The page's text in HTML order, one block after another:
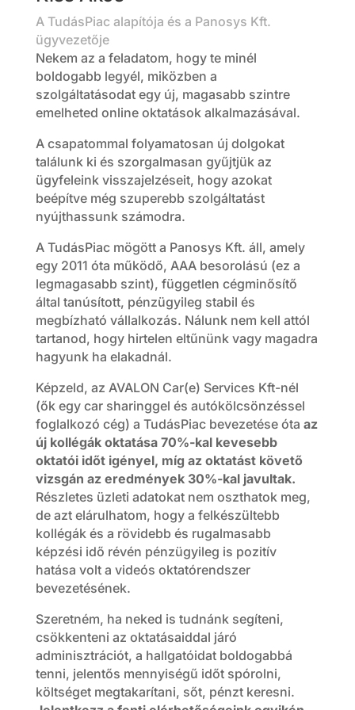
A TudásPiac alapítója és a Panosys Kft.
ügyvezetője
Nekem az a feladatom, hogy te minél
boldogabb legyél, miközben a
szolgáltatásodat egy új, magasabb szintre
emelheted online oktatások alkalmazásával.
A csapatommal folyamatosan új dolgokat
találunk ki és szorgalmasan gyűjtjük az
ügyfeleink visszajelzéseit, hogy azokat
beépítve még szuperebb szolgáltatást
nyújthassunk számodra.
A TudásPiac mögött a Panosys Kft. áll, amely
egy 2011 óta működő, AAA besorolású (ez a
legmagasabb szint), független cégminősítő
által tanúsított, pénzügyileg stabil és
megbízható vállalkozás. Nálunk nem kell attól
tartanod, hogy hirtelen eltűnünk vagy magadra
hagyunk ha elakadnál.
Képzeld, az AVALON Car(e) Services Kft-nél
(ők egy car sharinggel és autókölcsönzéssel
foglalkozó cég) a TudásPiac bevezetése óta az
új kollégák oktatása 70%-kal kevesebb
oktatói időt igényel, míg az oktatást követő
vizsgán az eredmények 30%-kal javultak.
Részletes üzleti adatokat nem oszthatok meg,
de azt elárulhatom, hogy a felkészültebb
kollégák és a rövidebb és rugalmasabb
képzési idő révén pénzügyileg is pozitív
hatása volt a videós oktatórendszer
bevezetésének.
Szeretném, ha neked is tudnánk segíteni,
csökkenteni az oktatásaiddal járó
adminisztrációt, a hallgatóidat boldogabbá
tenni, jelentős mennyiségű időt spórolni,
költséget megtakarítani, sőt, pénzt keresni.